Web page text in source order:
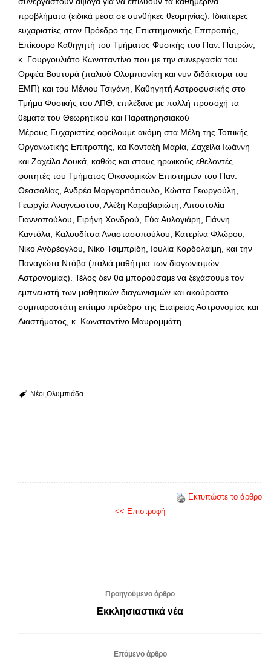
προβλήματα (ειδικά μέσα σε συνθήκες θεομηνίας). Ιδιαίτερες
ευχαριστίες στον Πρόεδρο της Επιστημονικής Επιτροπής,
Επίκουρο Καθηγητή του Τμήματος Φυσικής του Παν. Πατρών,
κ. Γουργουλιάτο Κωνσταντίνο που με την συνεργασία του
Ορφέα Βουτυρά (παλιού Ολυμπιονίκη και νυν διδάκτορα του
ΕΜΠ) και του Μένιου Τσιγάνη, Καθηγητή Αστροφυσικής στο
Τμήμα Φυσικής του ΑΠΘ, επιλέξανε με πολλή προσοχή τα
θέματα του Θεωρητικού και Παρατηρησιακού
Μέρους.Ευχαριστίες οφείλουμε ακόμη στα Μέλη της Τοπικής
Οργανωτικής Επιτροπής, κα Κονταξή Μαρία, Ζαχείλα Ιωάννη
και Ζαχείλα Λουκά, καθώς και στους ηρωικούς εθελοντές –
φοιτητές του Τμήματος Οικονομικών Επιστημών του Παν.
Θεσσαλίας, Ανδρέα Μαργαριτόπουλο, Κώστα Γεωργούλη,
Γεωργία Αναγνώστου, Αλέξη Καραβαριώτη, Αποστολία
Γιαννοπούλου, Ειρήνη Χονδρού, Εύα Αυλογιάρη, Γιάννη
Καντόλα, Καλουδίτσα Αναστασοπούλου, Κατερίνα Φλώρου,
Νίκο Ανδρέογλου, Νίκο Τσιμπρίδη, Ιουλία Κορδολαίμη, και την
Παναγιώτα Ντόβα (παλιά μαθήτρια των διαγωνισμών
Αστρονομίας). Τέλος δεν θα μπορούσαμε να ξεχάσουμε τον
εμπνευστή των μαθητικών διαγωνισμών και ακούραστο
συμπαραστάτη επίτιμο πρόεδρο της Εταιρείας Αστρονομίας και
Διαστήματος, κ. Κωνσταντίνο Μαυρομμάτη.
Νέοι Ολυμπιάδα
Εκτυπώστε το άρθρο
<< Επιστροφή
Προηγούμενο άρθρο
Εκκλησιαστικά νέα
Επόμενο άρθρο